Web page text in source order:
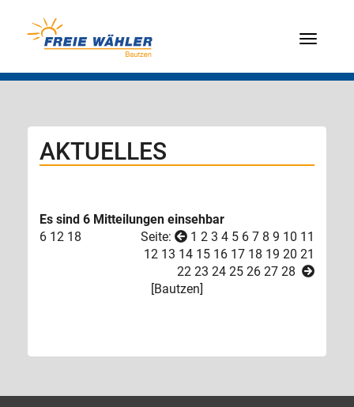
Menü
AKTUELLES
Es sind 6 Mitteilungen einsehbar
6 12 18 Seite: 1 2 3 4 5 6 7 8 9 10 11
12 13 14 15 16 17 18 19 20 21
22 23 24 25 26 27 28
[Bautzen]